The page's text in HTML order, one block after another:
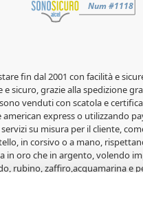
fin dal 2001 con facilità e
sicuro, grazie alla spedizione
venduti con scatola e
express o utilizzando
su misura per il cliente,
in corsivo o a mano,
in oro che in argento,
rubino, zaffiro,acquamarina
in oro. Svariate